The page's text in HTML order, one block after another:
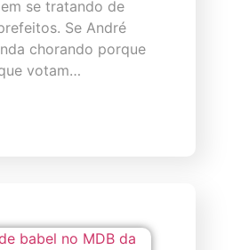
se tratando de
Se André
chorando porque
votam…